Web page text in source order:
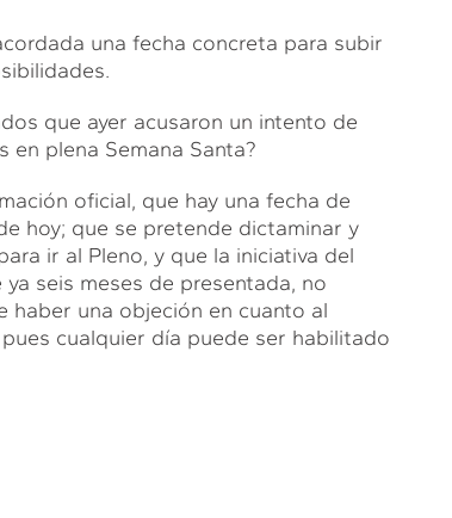
una fecha concreta para subir
que ayer acusaron un intento de
en plena Semana Santa?
oficial, que hay una fecha de
hoy; que se pretende dictaminar y
ir al Pleno, y que la iniciativa del
seis meses de presentada, no
haber una objeción en cuanto al
cualquier día puede ser habilitado